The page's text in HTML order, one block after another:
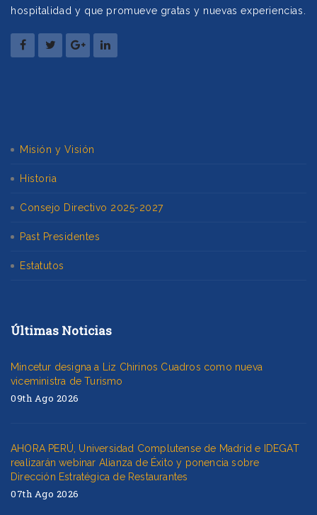
hospitalidad y que promueve gratas y nuevas experiencias.
Misión y Visión
Historia
Consejo Directivo 2025-2027
Past Presidentes
Estatutos
Últimas Noticias
Mincetur designa a Liz Chirinos Cuadros como nueva
viceministra de Turismo
09th Ago 2026
AHORA PERÚ, Universidad Complutense de Madrid e IDEGAT
realizarán webinar Alianza de Éxito y ponencia sobre
Dirección Estratégica de Restaurantes
07th Ago 2026